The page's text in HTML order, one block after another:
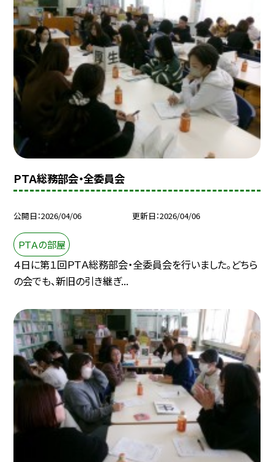
ＰＴＡ総務部会・全委員会
公開日 2026/04/06 更新日 2026/04/06
ＰＴＡの部屋
４日に第１回ＰＴＡ総務部会・全委員会を行いました。どちら
の会でも、新旧の引き継ぎ...